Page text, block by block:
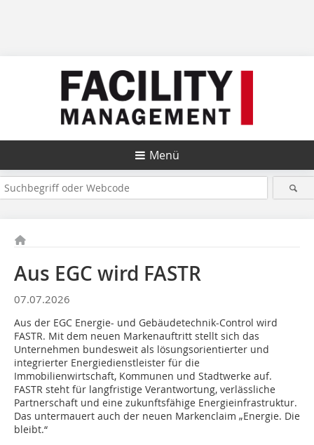
Menü
Aus EGC wird FASTR
07.07.2026
Aus der EGC Energie- und Gebäudetechnik-Control wird
FASTR. Mit dem neuen Markenauftritt stellt sich das
Unternehmen bundesweit als lösungsorientierter und
integrierter Energiedienstleister für die
Immobilienwirtschaft, Kommunen und Stadtwerke auf.
FASTR steht für langfristige Verantwortung, verlässliche
Partnerschaft und eine zukunftsfähige Energieinfrastruktur.
Das untermauert auch der neuen Markenclaim „Energie. Die
bleibt.“